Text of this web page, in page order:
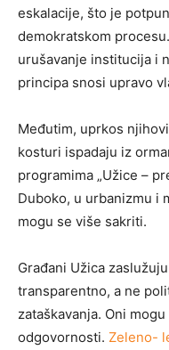
eskalacije, što je
demokratskom
urušavanje institucija i
principa snosi upravo
Međutim, uprkos
kosturi ispadaju iz
programima „Užice –
Duboko, u urbanizmu i
mogu se više sakriti.
Građani Užica
transparentno, a ne
zataškavanja. Oni
odgovornosti. Zeleno-